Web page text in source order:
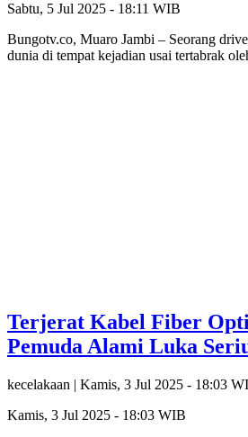
Sabtu, 5 Jul 2025 - 18:11 WIB
Bungotv.co, Muaro Jambi – Seorang
dunia di tempat kejadian usai tertabrak
Terjerat Kabel Fiber
Pemuda Alami Luka
kecelakaan | Kamis, 3 Jul 2025 - 18:03
Kamis, 3 Jul 2025 - 18:03 WIB